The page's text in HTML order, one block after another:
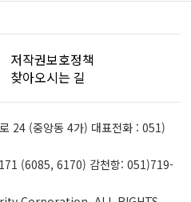
저작권보호정책
찾아오시는 길
24 (중앙동 4가) 대표전화 : 051)
(6085, 6170) 감천항: 051)719-